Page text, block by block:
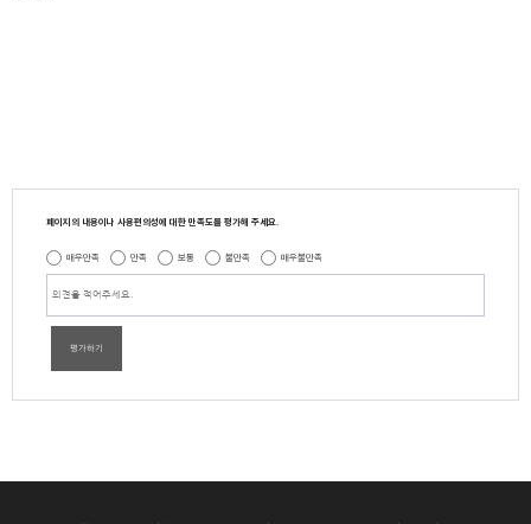
페이지의 내용이나 사용편의성에 대한 만족도를 평가해 주세요.
매우만족 만족 보통 불만족 매우불만족
평가하기